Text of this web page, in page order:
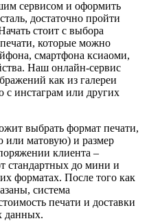
сервисом и оформить
достаточно пройти
стоит с выбора
которые можно
смартфона ксиаоми,
Наш онлайн-сервис
как из галереи
с инстаграм или других
выбрать формат печати,
или матовую) и размер
клиента –
стандартных до мини и
форматах. После того как
система
печати и доставки
данных.